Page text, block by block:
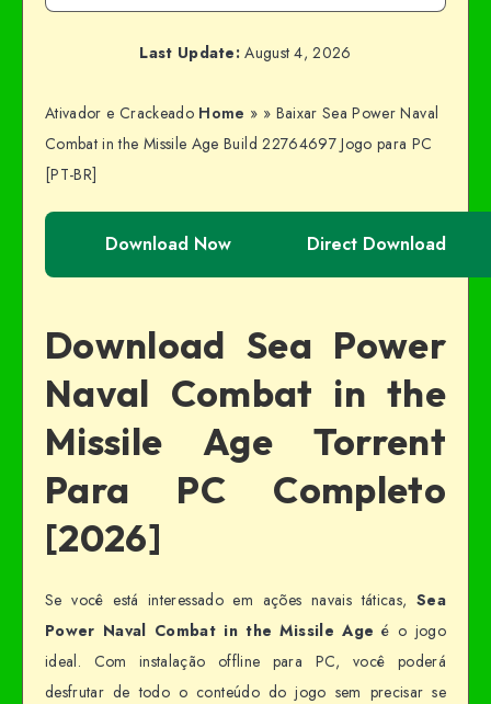
Last Update: August 4, 2026
Ativador e Crackeado Home » » Baixar Sea Power Naval
Combat in the Missile Age Build 22764697 Jogo para PC
[PT-BR]
Download Now Direct Download
Download Sea Power
Naval Combat in the
Missile Age Torrent
Para PC Completo
[2026]
Se você está interessado em ações navais táticas, Sea
Power Naval Combat in the Missile Age é o jogo
ideal. Com instalação offline para PC, você poderá
desfrutar de todo o conteúdo do jogo sem precisar se